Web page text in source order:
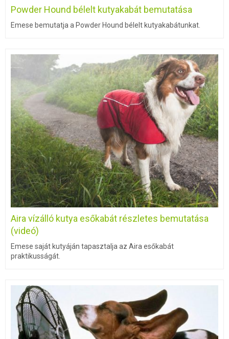
Powder Hound bélelt kutyakabát bemutatása
Emese bemutatja a Powder Hound bélelt kutyakabátunkat.
Aira vízálló kutya esőkabát részletes bemutatása
(videó)
Emese saját kutyáján tapasztalja az Aira esőkabát
praktikusságát.